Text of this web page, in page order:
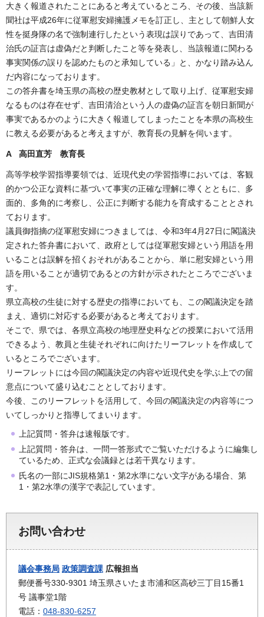
大きく報道されたことにあると考えているところ、その後、当該新
聞社は平成26年に従軍慰安婦擁護メモを訂正し、主として朝鮮人女
性を挺身隊の名で強制連行したという表現は誤りであって、吉田清
治氏の証言は虚偽だと判断したこと等を発表し、当該報道に関わる
事実関係の誤りを認めたものと承知している」と、かなり踏み込ん
だ内容になっております。
この答弁書を埼玉県の高校の歴史教材として取り上げ、従軍慰安婦
なるものは存在せず、吉田清治という人の虚偽の証言を朝日新聞が
事実であるかのように大きく報道してしまったことを本県の高校生
に教える必要があると考えますが、教育長の見解を伺います。
A 高田直芳 教育長
高等学校学習指導要領では、近現代史の学習指導においては、客観
的かつ公正な資料に基づいて事実の正確な理解に導くとともに、多
面的、多角的に考察し、公正に判断する能力を育成することとされ
ております。
議員御指摘の従軍慰安婦につきましては、令和3年4月27日に閣議決
定された答弁書において、政府としては従軍慰安婦という用語を用
いることは誤解を招くおそれがあることから、単に慰安婦という用
語を用いることが適切であるとの方針が示されたところでございま
す。
県立高校の生徒に対する歴史の指導においても、この閣議決定を踏
まえ、適切に対応する必要があると考えております。
そこで、県では、各県立高校の地理歴史科などの授業において活用
できるよう、教員と生徒それぞれに向けたリーフレットを作成して
いるところでございます。
リーフレットには今回の閣議決定の内容や近現代史を学ぶ上での留
意点について盛り込むこととしております。
今後、このリーフレットを活用して、今回の閣議決定の内容等につ
いてしっかりと指導してまいります。
上記質問・答弁は速報版です。
上記質問・答弁は、一問一答形式でご覧いただけるように編集し
ているため、正式な会議録とは若干異なります。
氏名の一部にJIS規格第1・第2水準にない文字がある場合、第
1・第2水準の漢字で表記しています。
お問い合わせ
議会事務局 政策調査課 広報担当
郵便番号330-9301 埼玉県さいたま市浦和区高砂三丁目15番1
号 議事堂1階
電話： 048-830-6257